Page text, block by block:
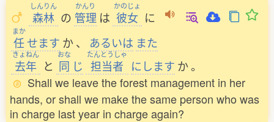
しんりん
森林 の
かんり
管理 は
かのじょ
彼女 に
まか
任せます か 、 あるいは また
きょねん
去年 と
おな
同 じ
たんとうしゃ
担当者 にします か。
Shall we leave the forest management in her
hands, or shall we make the same person who was
in charge last year in charge again?